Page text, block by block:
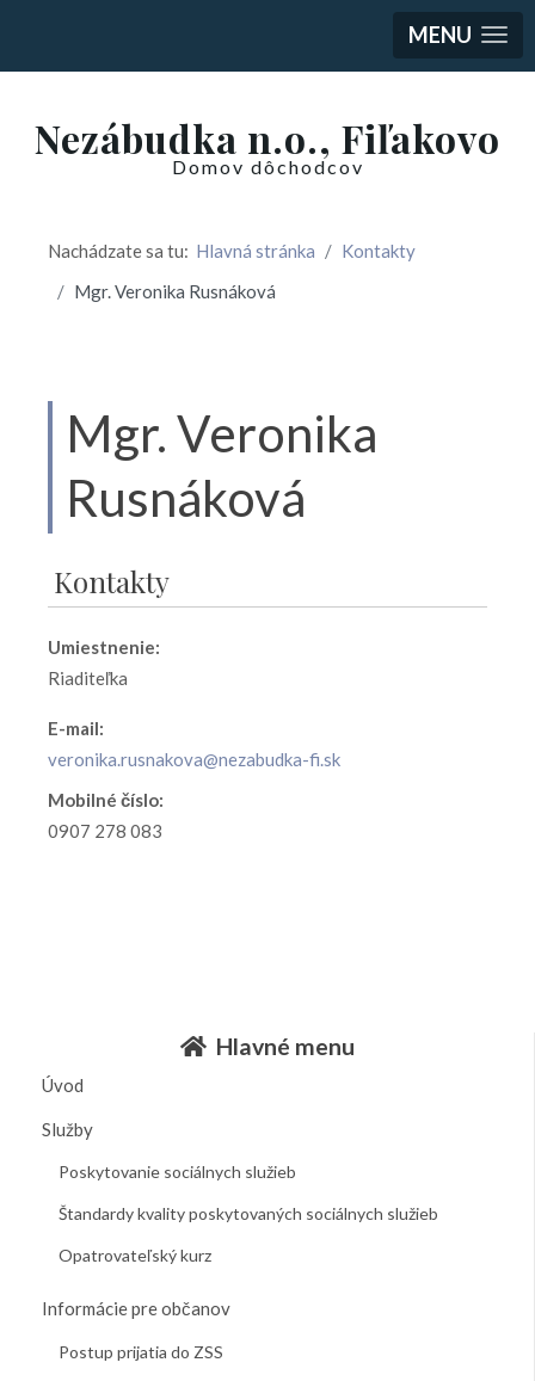
MENU
Nezábudka n.o., Fiľakovo
Domov dôchodcov
Nachádzate sa tu: Hlavná stránka
Kontakty
Mgr. Veronika Rusnáková
Hlavné menu
Úvod
Služby
Poskytovanie sociálnych služieb
Štandardy kvality poskytovaných sociálnych služieb
Opatrovateľský kurz
Informácie pre občanov
Postup prijatia do ZSS
Mgr. Veronika
Rusnáková
Kontakty
Umiestnenie:
Riaditeľka
E-mail:
veronika.rusnakova@nezabudka-fi.sk
Mobilné číslo:
0907 278 083